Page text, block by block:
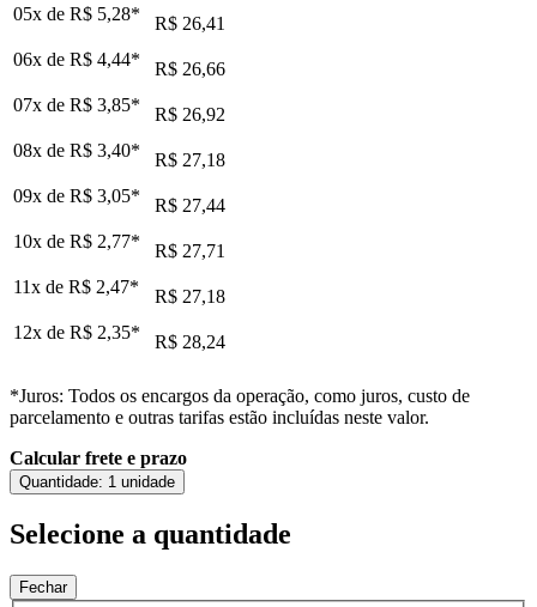
05x de R$ 5,28*
R$ 26,41
06x de R$ 4,44*
R$ 26,66
07x de R$ 3,85*
R$ 26,92
08x de R$ 3,40*
R$ 27,18
09x de R$ 3,05*
R$ 27,44
10x de R$ 2,77*
R$ 27,71
11x de R$ 2,47*
R$ 27,18
12x de R$ 2,35* R$ 28,24
*Juros: Todos os encargos da operação, como juros, custo de
parcelamento e outras tarifas estão incluídas neste valor.
Calcular frete e prazo
Quantidade: 1 unidade
Selecione a quantidade
Fechar